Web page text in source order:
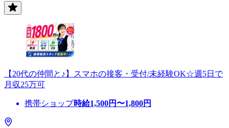
【20代の仲間と♪】スマホの接客・受付/未経験OK☆週5日で
月収25万可
携帯ショップ時給1,500円〜1,800円